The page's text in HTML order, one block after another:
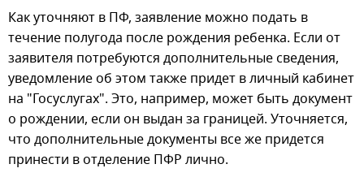
Как уточняют в ПФ, заявление можно подать в
течение полугода после рождения ребенка. Если от
заявителя потребуются дополнительные сведения,
уведомление об этом также придет в личный кабинет
на "Госуслугах". Это, например, может быть документ
о рождении, если он выдан за границей. Уточняется,
что дополнительные документы все же придется
принести в отделение ПФР лично.